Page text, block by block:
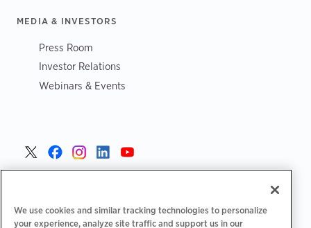
MEDIA & INVESTORS
Press Room
Investor Relations
Webinars & Events
We use cookies and similar tracking technologies to personalize
your experience, analyze site traffic and support us in our